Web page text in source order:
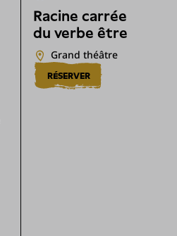
Racine carrée
du verbe être
Grand théâtre
RÉSERVER